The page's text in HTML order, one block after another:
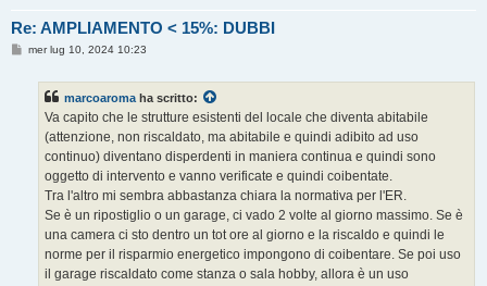
Re: AMPLIAMENTO < 15%: DUBBI
Mmer lug 10, 2024 10:23
marcoaroma ha scritto:
Va capito che le strutture esistenti del locale che diventa abitabile
(attenzione, non riscaldato, ma abitabile e quindi adibito ad uso
continuo) diventano disperdenti in maniera continua e quindi sono
oggetto di intervento e vanno verificate e quindi coibentate.
Tra l'altro mi sembra abbastanza chiara la normativa per l'ER.
Se è un ripostiglio o un garage, ci vado 2 volte al giorno massimo. Se è
una camera ci sto dentro un tot ore al giorno e la riscaldo e quindi le
norme per il risparmio energetico impongono di coibentare. Se poi uso
il garage riscaldato come stanza o sala hobby, allora è un uso